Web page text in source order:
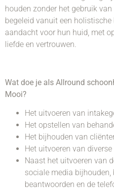
houden zonder het gebruik
begeleid vanuit een
aandacht voor hun huid, met
liefde en vertrouwen.
Wat doe je als Allround
Mooi?
Het uitvoeren van
Het opstellen van
Het bijhouden van
Het uitvoeren van
Naast het uitvoeren van
sociale media
beantwoorden en de